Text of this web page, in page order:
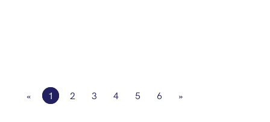
« 1 2 3 4 5 6 »